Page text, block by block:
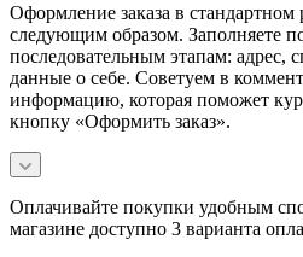
Оформление заказа в
следующим образом. Заполняете
последовательным этапам: адрес,
данные о себе. Советуем в
информацию, которая поможет
кнопку «Оформить заказ».
Оплачивайте покупки удобным
магазине доступно 3 варианта